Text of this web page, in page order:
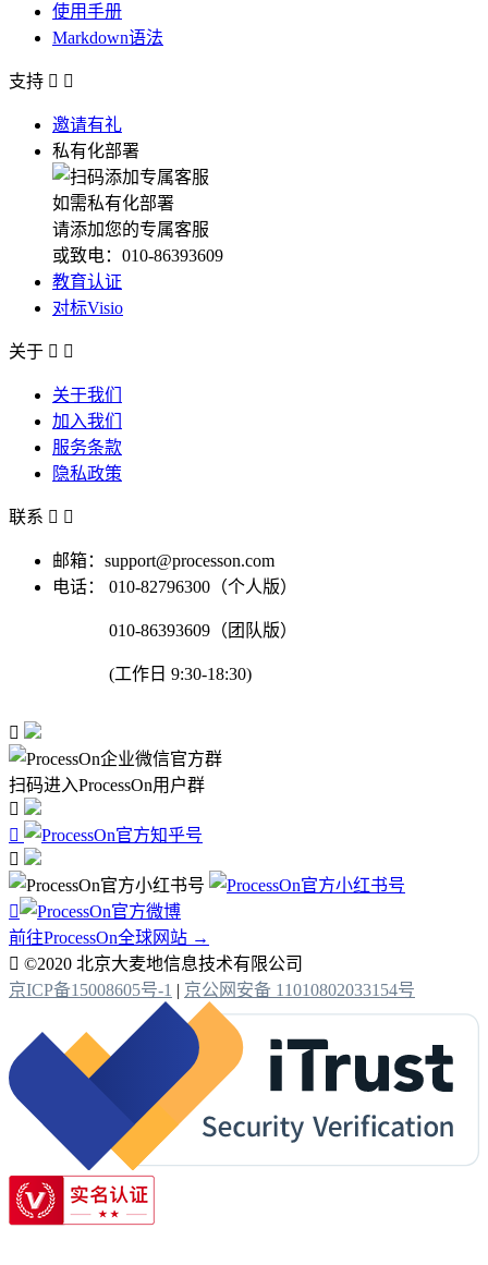
使用手册
Markdown语法
支持  
邀请有礼
私有化部署
如需私有化部署
请添加您的专属客服
或致电：010-86393609
教育认证
对标Visio
关于  
关于我们
加入我们
服务条款
隐私政策
联系  
邮箱：support@processon.com
电话：
010-82796300（个人版）
010-86393609（团队版）
(工作日 9:30-18:30)

扫码进入ProcessOn用户群




前往ProcessOn全球网站 →
 ©2020 北京大麦地信息技术有限公司
京ICP备15008605号-1 | 京公网安备 11010802033154号